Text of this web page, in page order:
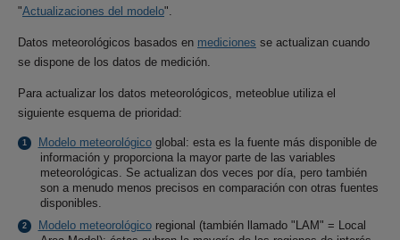
"Actualizaciones del modelo".
Datos meteorológicos basados en mediciones se actualizan cuando
se dispone de los datos de medición.
Para actualizar los datos meteorológicos, meteoblue utiliza el
siguiente esquema de prioridad:
Modelo meteorológicoglobal: esta es la fuente más disponible de
información y proporciona la mayor parte de las variables
meteorológicas. Se actualizan dos veces por día, pero también
son a menudo menos precisos en comparación con otras fuentes
disponibles.
Modelo meteorológicoregional (también llamado "LAM" = Local